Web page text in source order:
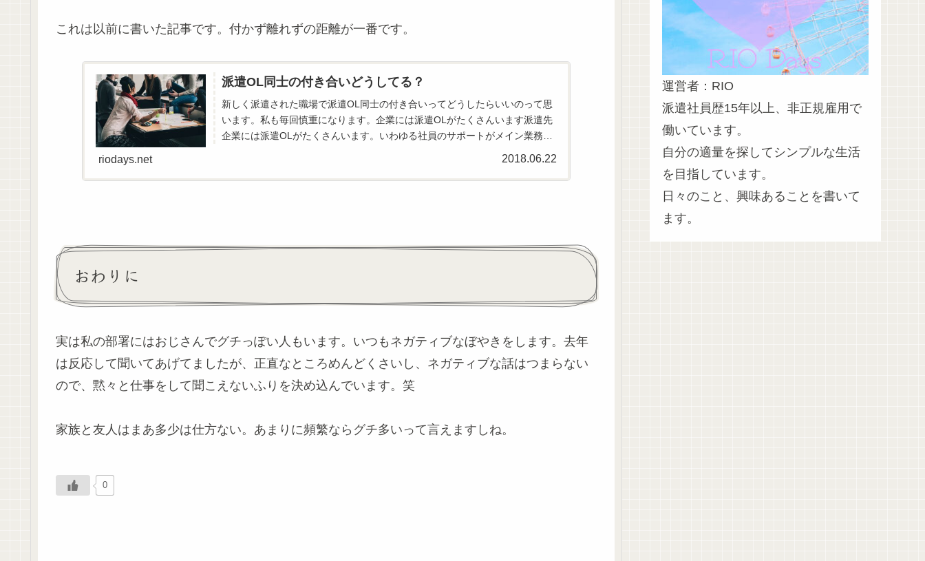
これは以前に書いた記事です。付かず離れずの距離が一番です。
派遣OL同士の付き合いどうしてる？
新しく派遣された職場で派遣OL同士の付き合いってどうしたらいいのって思
います。私も毎回慎重になります。企業には派遣OLがたくさんいます派遣先
企業には派遣OLがたくさんいます。いわゆる社員のサポートがメイン業務の
riodays.net 2018.06.22
おわりに
実は私の部署にはおじさんでグチっぽい人もいます。いつもネガティブなぼやきをします。去年
は反応して聞いてあげてましたが、正直なところめんどくさいし、ネガティブな話はつまらない
ので、黙々と仕事をして聞こえないふりを決め込んでいます。笑
家族と友人はまあ多少は仕方ない。あまりに頻繁ならグチ多いって言えますしね。
0
運営者：RIO
派遣社員歴15年以上、非正規雇用で
働いています。
自分の適量を探してシンプルな生活
を目指しています。
日々のこと、興味あることを書いて
ます。